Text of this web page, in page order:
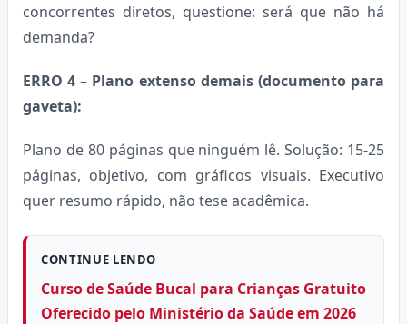
concorrentes diretos, questione: será que não há
demanda?
ERRO 4 – Plano extenso demais (documento para
gaveta):
Plano de 80 páginas que ninguém lê. Solução: 15-25
páginas, objetivo, com gráficos visuais. Executivo
quer resumo rápido, não tese acadêmica.
CONTINUE LENDO
Curso de Saúde Bucal para Crianças Gratuito
Oferecido pelo Ministério da Saúde em 2026